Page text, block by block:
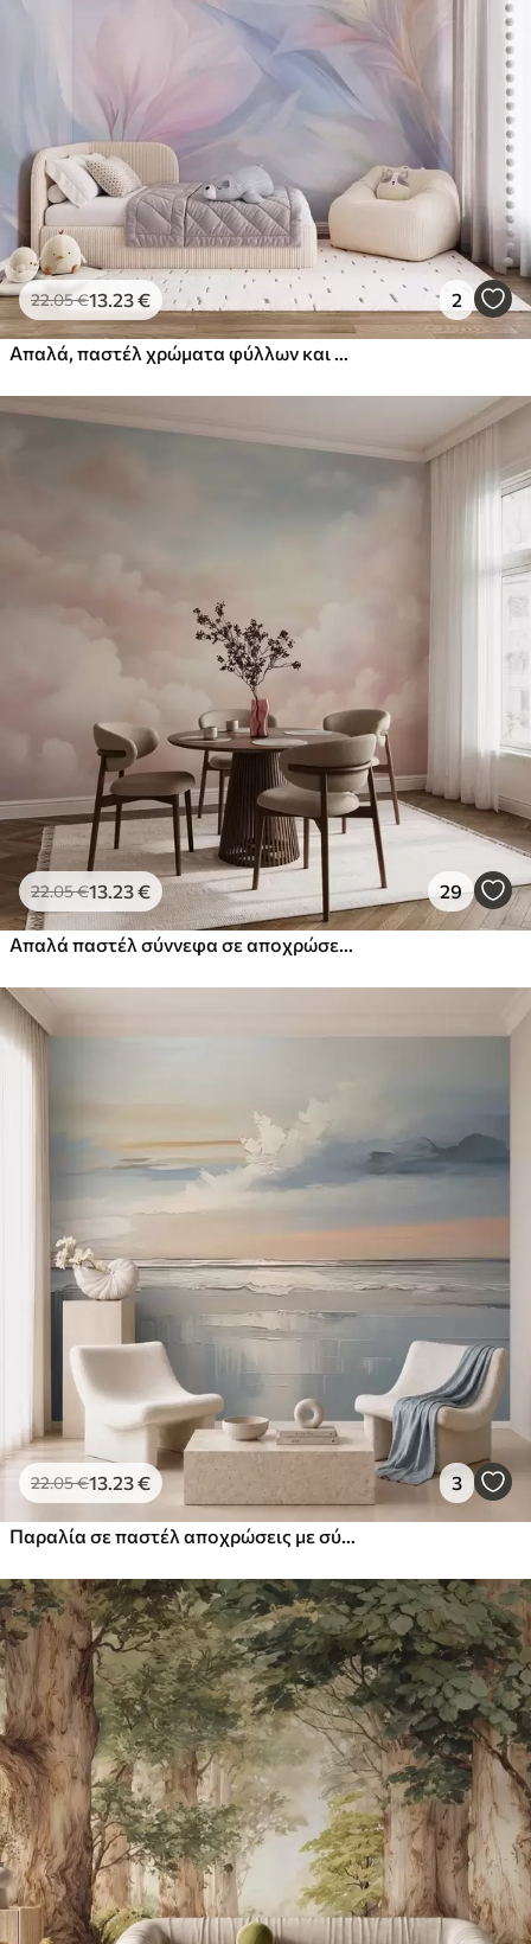
22.05€13.23€ 2
Απαλά, παστέλ χρώματα φύλλων και φτερών σε αποχρώσεις του ροζ, του μπλε και του κίτρινου, αφηρημένο και υφασμάτινο σχέδιο
22.05€13.23€ 29
Απαλά παστέλ σύννεφα σε αποχρώσεις του ροζ, του κρεμ και του μπλε
22.05€13.23€ 3
Παραλία σε παστέλ αποχρώσεις με σύννεφα και αντανακλάσεις στο νερό